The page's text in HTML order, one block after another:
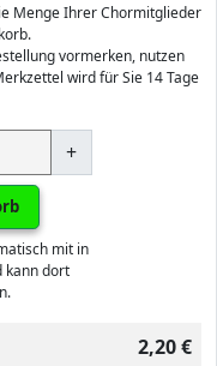
Menge Ihrer Chormitglieder
vormerken, nutzen
wird für Sie 14 Tage
+
mit in
kann dort
2,20 €